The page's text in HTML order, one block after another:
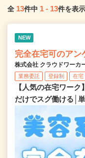
全 13件中 1 - 13件を表示
NEW
完全在宅可のアン
株式会社 クラウドワーカ
業務委託 登録制 在宅
【人気の在宅ワー
だけでスグ働ける│